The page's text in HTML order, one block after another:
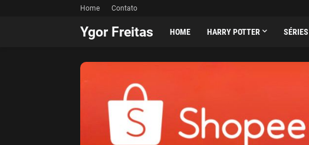
Home Contato
Ygor Freitas HOME HARRY POTTER SÉRIES